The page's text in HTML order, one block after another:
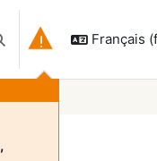
désactiver laFrançais